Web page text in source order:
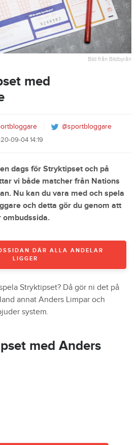
Bild från Bildbyrån
med
@sportbloggare
09-04 14:19
dags för Stryktipset och på
vi både matcher från Nations
Nu kan du vara med och spela
och detta gör du genom att
ombudssida.
DÄR ALLA ANDELAR
LIGGER
Stryktipset? Då gör ni det på
annat Anders Limpar och
system.
med Anders